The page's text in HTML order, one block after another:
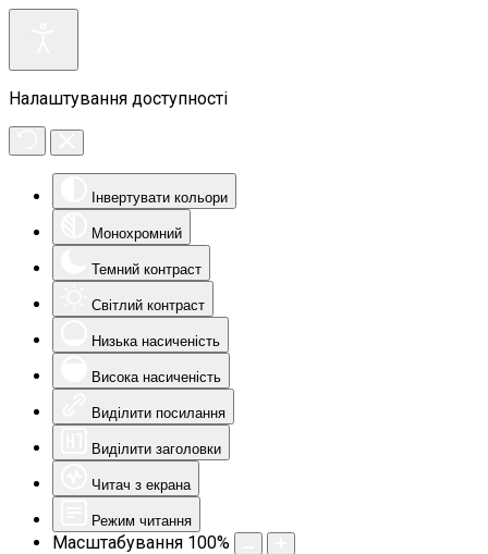
Налаштування доступності
Інвертувати кольори
Монохромний
Темний контраст
Світлий контраст
Низька насиченість
Висока насиченість
Виділити посилання
Виділити заголовки
Читач з екрана
Режим читання
Масштабування 100%